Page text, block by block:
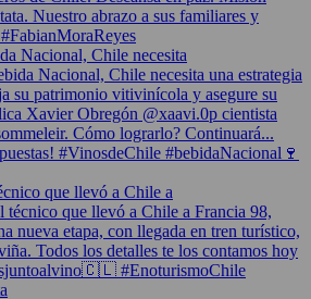
Nacional, Chile necesita
que llevó a Chile a